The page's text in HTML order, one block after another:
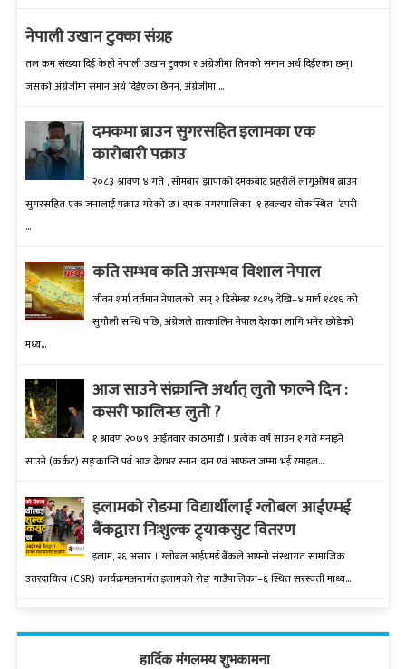
नेपाली उखान टुक्का संग्रह
तल क्रम संख्‍या दिई केही नेपाली उखान टुक्‍का र अंग्रेजीमा तिनको समान अर्थ दिईएका छन्।
जसको अंग्रेजीमा समान अर्थ दिईएका छैनन्, अंग्रेजीमा ...
दमकमा ब्राउन सुगरसहित इलामका एक
कारोबारी पक्राउ
२०८३ श्रावण ४ गते , सोमबार झापाको दमकबाट प्रहरीले लागुऔषध ब्राउन
सुगरसहित एक जनालाई पक्राउ गरेको छ। दमक नगरपालिका–१ हवल्दार चोकस्थित ‘टपरी
...
कति सम्भव कति असम्भव विशाल नेपाल
जीवन शर्मा वर्तमान नेपालको सन् २ डिसेम्बर १८१५ देखि–४ मार्च १८१६ को
सुगौली सन्धि पछि, अंग्रेजले तात्कालिन नेपाल देशका लागि भनेर छोडेको
मध्य...
आज साउने संक्रान्ति अर्थात् लुतो फाल्ने दिन :
कसरी फालिन्छ लुतो ?
१ श्रावण २०७९, आईतवार काठमाडौं । प्रत्येक वर्ष साउन १ गते मनाइने
साउने (कर्कट) सङ्क्रान्ति पर्व आज देशभर स्नान, दान एवं आफन्त जम्मा भई रमाइल...
इलामकाे राेङमा विद्यार्थीलाई ग्लोबल आईएमई
बैंकद्वारा निःशुल्क ट्र्याकसुट वितरण
इलाम, २६ असार । ग्लोबल आईएमई बैंकले आफ्नो संस्थागत सामाजिक
उत्तरदायित्व (CSR) कार्यक्रमअन्तर्गत इलामको रोङ गाउँपालिका–६ स्थित सरस्वती माध्य...
हार्दिक मंगलमय शुभकामना